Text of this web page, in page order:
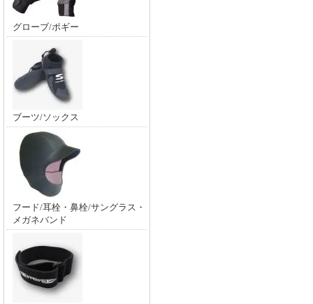
グローブ/ポギー
ブーツ/ソックス
フード/耳栓・鼻栓/サングラス・
メガネバンド